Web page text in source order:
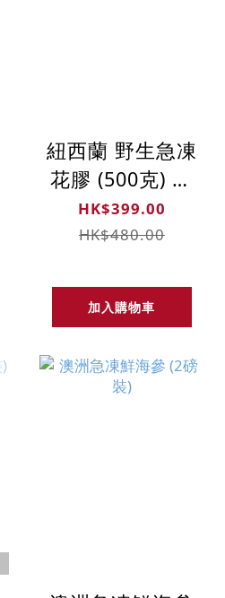
紐西蘭 野生急凍
花膠 (500克) 已
浸發
HK$399.00
HK$480.00
加入購物車